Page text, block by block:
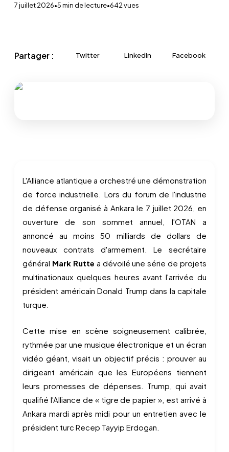
7 juillet 2026•5min de lecture•642vues
Partager : Twitter LinkedIn Facebook
L'Alliance atlantique a orchestré une démonstration
de force industrielle. Lors du forum de l'industrie
de défense organisé à Ankara le 7 juillet 2026, en
ouverture de son sommet annuel, l'OTAN a
annoncé au moins 50 milliards de dollars de
nouveaux contrats d'armement. Le secrétaire
général Mark Rutte a dévoilé une série de projets
multinationaux quelques heures avant l'arrivée du
président américain Donald Trump dans la capitale
turque.
Cette mise en scène soigneusement calibrée,
rythmée par une musique électronique et un écran
vidéo géant, visait un objectif précis : prouver au
dirigeant américain que les Européens tiennent
leurs promesses de dépenses. Trump, qui avait
qualifié l'Alliance de « tigre de papier », est arrivé à
Ankara mardi après midi pour un entretien avec le
président turc Recep Tayyip Erdogan.